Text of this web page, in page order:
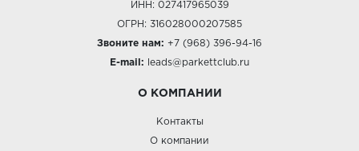
ИНН: 027417965039
ОГРН: 316028000207585
Звоните нам: +7 (968) 396-94-16
E-mail: leads@parkettclub.ru
О КОМПАНИИ
Контакты
О компании